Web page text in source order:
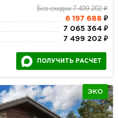
Без скидки 7 499 202 ₽
6 197 688 ₽
7 065 364 ₽
7 499 202 ₽
ПОЛУЧИТЬ РАСЧЕТ
ЭКО